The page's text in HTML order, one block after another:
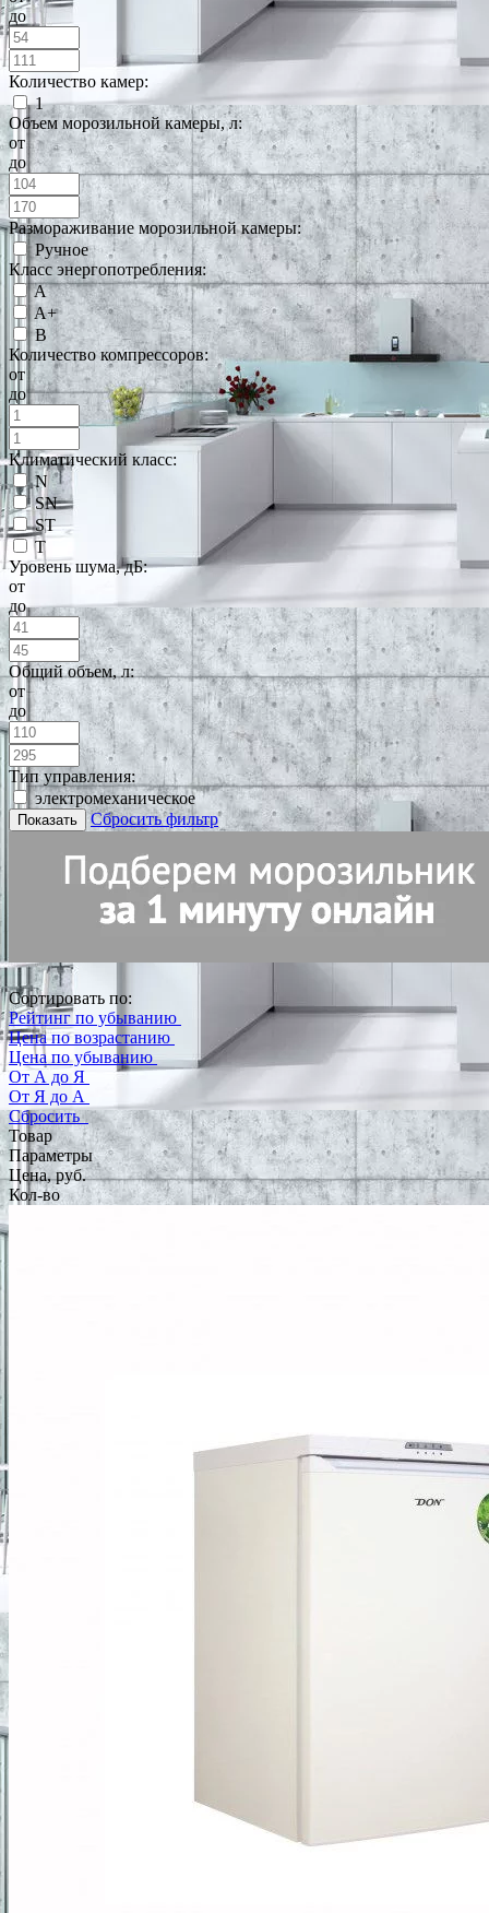
до
Количество камер:
1
Объем морозильной камеры, л:
от
до
Размораживание морозильной камеры:
Ручное
Класс энергопотребления:
A
A+
B
Количество компрессоров:
от
до
Климатический класс:
N
SN
ST
T
Уровень шума, дБ:
от
до
Общий объем, л:
от
до
Тип управления:
электромеханическое
Показать Сбросить фильтр
Сортировать по:
Рейтинг по убыванию
Цена по возрастанию
Цена по убыванию
От А до Я
От Я до А
Сбросить
Товар
Параметры
Цена, руб.
Кол-во